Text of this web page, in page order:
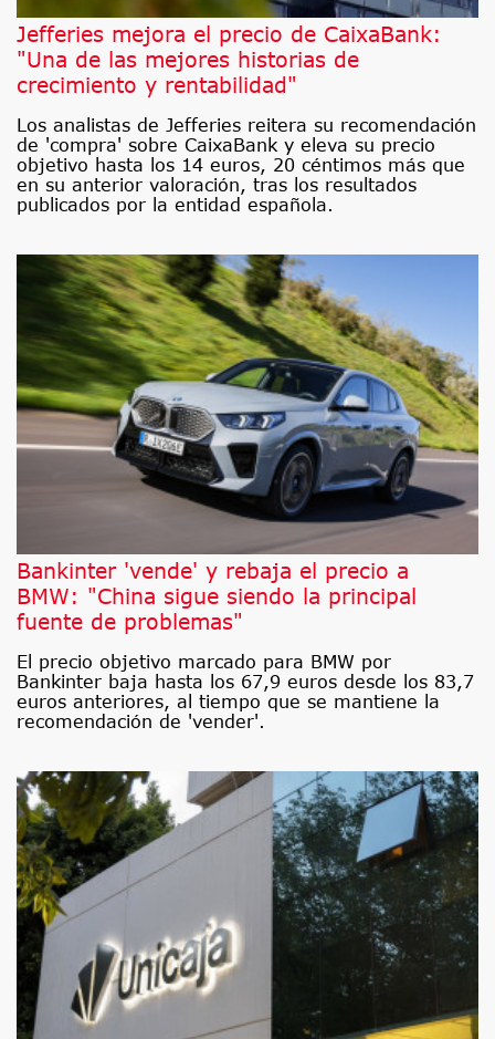
Jefferies mejora el precio de CaixaBank:
"Una de las mejores historias de
crecimiento y rentabilidad"
Los analistas de Jefferies reitera su recomendación
de 'compra' sobre CaixaBank y eleva su precio
objetivo hasta los 14 euros, 20 céntimos más que
en su anterior valoración, tras los resultados
publicados por la entidad española.
Bankinter 'vende' y rebaja el precio a
BMW: "China sigue siendo la principal
fuente de problemas"
El precio objetivo marcado para BMW por
Bankinter baja hasta los 67,9 euros desde los 83,7
euros anteriores, al tiempo que se mantiene la
recomendación de 'vender'.